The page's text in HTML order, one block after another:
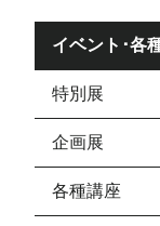
イベント･各
特別展
企画展
各種講座